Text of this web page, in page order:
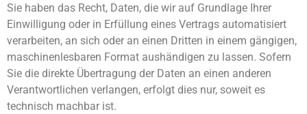
Sie haben das Recht, Daten, die wir auf Grundlage Ihrer
Einwilligung oder in Erfüllung eines Vertrags automatisiert
verarbeiten, an sich oder an einen Dritten in einem gängigen,
maschinenlesbaren Format aushändigen zu lassen. Sofern
Sie die direkte Übertragung der Daten an einen anderen
Verantwortlichen verlangen, erfolgt dies nur, soweit es
technisch machbar ist.